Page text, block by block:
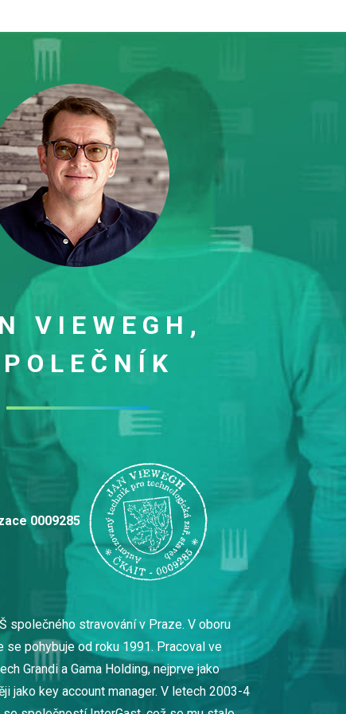
VIEWEGH,
0009285
společného stravování v Praze. V oboru
se pohybuje od roku 1991. Pracoval ve
Grandi a Gama Holding, nejprve jako
jako key account manager. V letech 2003-4